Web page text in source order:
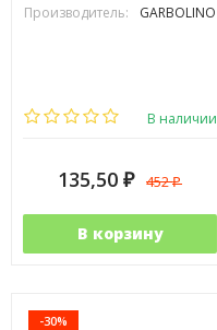
Производитель: GARBOLINO
В наличии
135,50 ₽ 452₽
В корзину
-30%